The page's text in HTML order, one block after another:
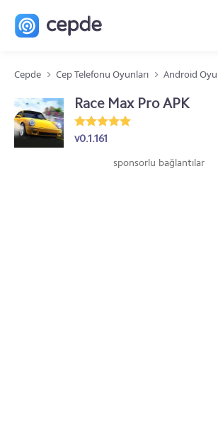
Cepde Cep Telefonu Oyunları Android
Race Max Pro APK
v0.1.161
sponsorlu bağlantılar